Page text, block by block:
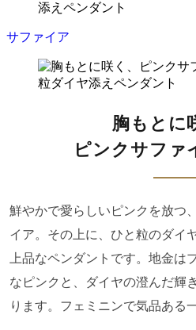
添えペンダント
サファイア
胸もとに
ピンクサファ
鮮やかで愛らしいピンクを放つ
イア。その上に、ひと粒のダイ
上品なペンダントです。地金は
なピンクと、ダイヤの澄んだ輝
ります。フェミニンで気品ある